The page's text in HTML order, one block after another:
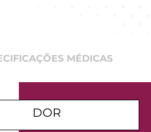
MÉDICAS
DOR